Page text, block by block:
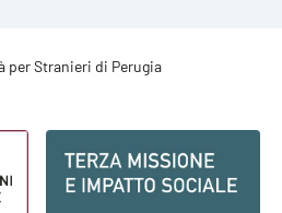
per Stranieri di Perugia